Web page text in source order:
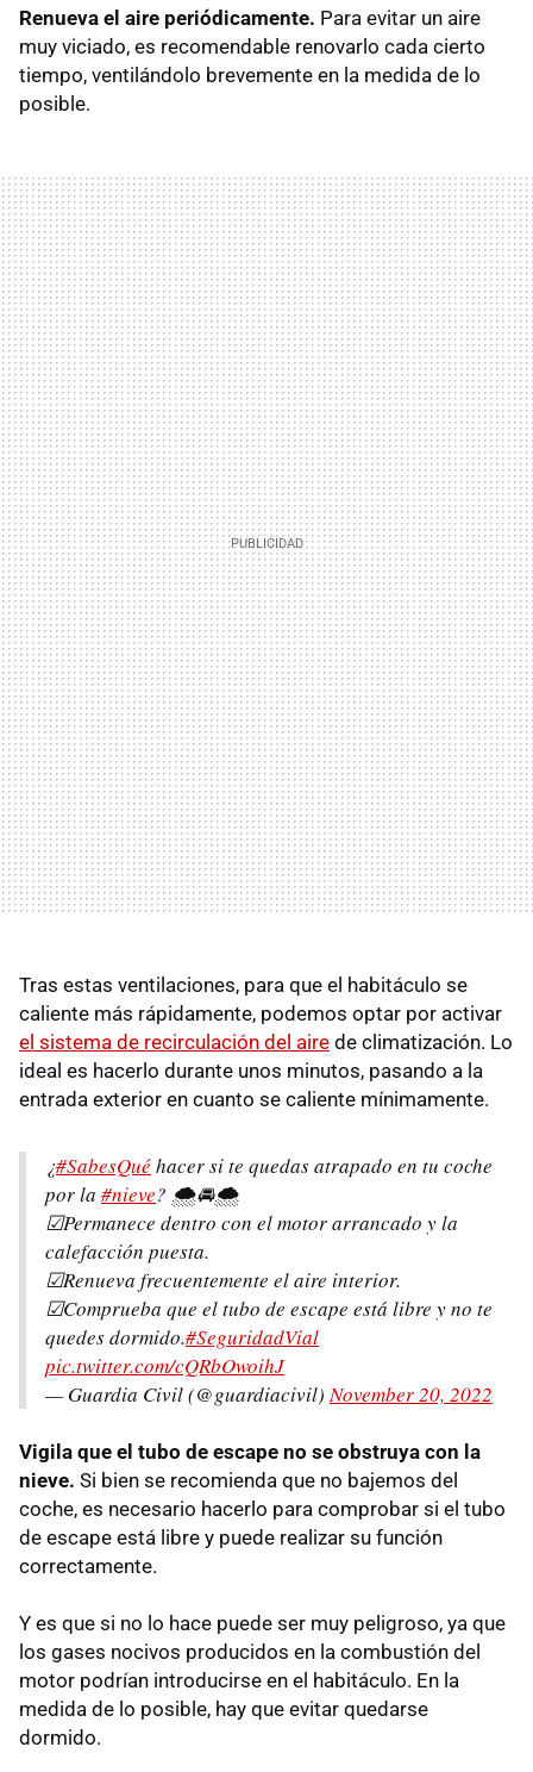
Renueva el aire periódicamente. Para evitar un aire
muy viciado, es recomendable renovarlo cada cierto
tiempo, ventilándolo brevemente en la medida de lo
posible.
Tras estas ventilaciones, para que el habitáculo se
caliente más rápidamente, podemos optar por activar
el sistema de recirculación del aire de climatización. Lo
ideal es hacerlo durante unos minutos, pasando a la
entrada exterior en cuanto se caliente mínimamente.
¿#SabesQuéhacer si te quedas atrapado en tu coche
por la #nieve? 🌨🚘🌨
☑Permanece dentro con el motor arrancado y la
calefacción puesta.
☑Renueva frecuentemente el aire interior.
☑Comprueba que el tubo de escape está libre y no te
quedes dormido.#SeguridadVial
pic.twitter.com/cQRbOwoihJ
— Guardia Civil (@guardiacivil)November 20, 2022
Vigila que el tubo de escape no se obstruya con la
nieve. Si bien se recomienda que no bajemos del
coche, es necesario hacerlo para comprobar si el tubo
de escape está libre y puede realizar su función
correctamente.
Y es que si no lo hace puede ser muy peligroso, ya que
los gases nocivos producidos en la combustión del
motor podrían introducirse en el habitáculo. En la
medida de lo posible, hay que evitar quedarse
dormido.